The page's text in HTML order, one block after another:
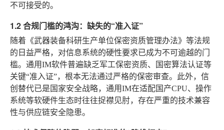
不可接受的。
1.2 合规门槛的鸿沟：缺失的“准入证”
随着《武器装备科研生产单位保密资质管理办法》等法规
的日益严格，对信息系统的硬性要求已成为不可逾越的门
槛。通用IM软件普遍缺乏军工保密资质、国密算法认证等
关键“准入证”，根本无法通过严格的保密审查。此外，信
创替代已是国家安全战略，通用IM在适配国产CPU、操作
系统等软硬件生态时往往捉襟见肘，存在严重的技术兼容
性与供应链安全隐患。